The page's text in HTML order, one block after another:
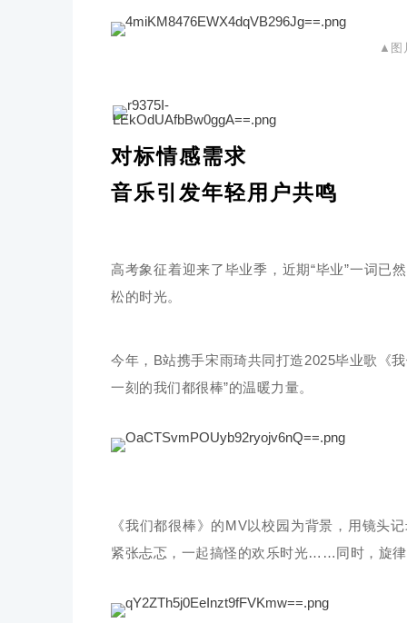
▲图
对标情感需求
音乐引发年轻用户共鸣
高考象征着迎来了毕业季，近期“毕业”一词已
松的时光。
今年，B站携手宋雨琦共同打造2025毕业歌《
一刻的我们都很棒”的温暖力量。
《我们都很棒》的MV以校园为背景，用镜头
紧张忐忑，一起搞怪的欢乐时光……同时，旋